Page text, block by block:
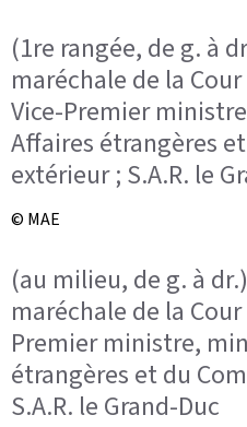
(1re rangée, de g. à
maréchale de la
Vice-Premier
Affaires étrangères
extérieur ; S.A.R. le
© MAE
(au milieu, de g. à
maréchale de la
Premier ministre,
étrangères et du
S.A.R. le Grand-Duc